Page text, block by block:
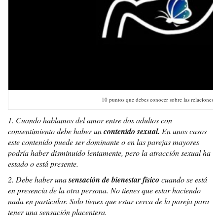
10 puntos que debes conocer sobre las relaciones
1. Cuando hablamos del amor entre dos adultos con
consentimiento debe haber uncontenido sexual. En unos casos
este contenido puede ser dominante o en las parejas mayores
podría haber disminuido lentamente, pero la atracción sexual ha
estado o está presente.
2. Debe haber unasensación de bienestar físico cuando se está
en presencia de la otra persona. No tienes que estar haciendo
nada en particular. Solo tienes que estar cerca de la pareja para
tener una sensación placentera.